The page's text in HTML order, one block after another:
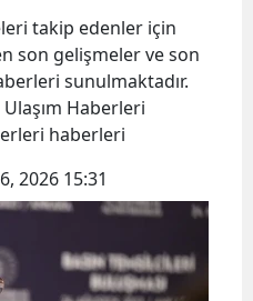
takip edenler için
son gelişmeler ve son
sunulmaktadır.
Haberleri
haberleri
2026 15:31